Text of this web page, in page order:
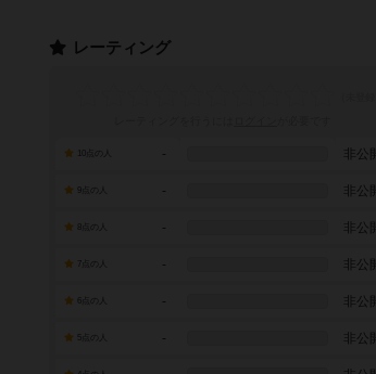
レーティング
- 非公開
- 非公開
- 非公開
7点の人 - 非公開
- 非公開
- 非公開